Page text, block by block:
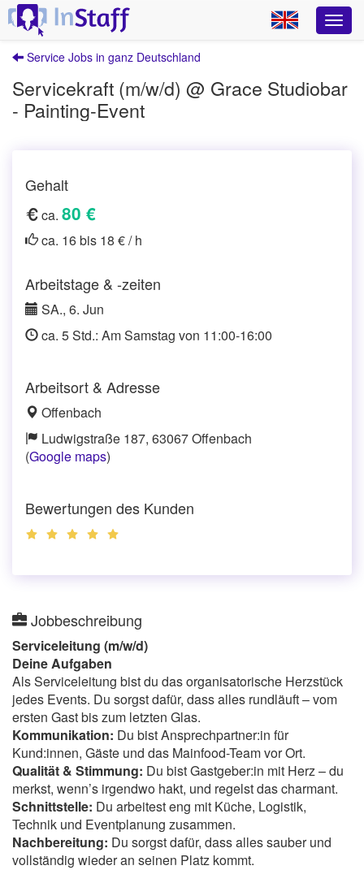
Service Jobs in ganz Deutschland
Servicekraft (m/w/d) @ Grace Studiobar
- Painting-Event
Gehalt
ca. 80 €
ca. 16 bis 18 € / h
Arbeitstage & -zeiten
SA., 6. Jun
ca. 5 Std.: Am Samstag von 11:00-16:00
Arbeitsort & Adresse
Offenbach
Ludwigstraße 187, 63067 Offenbach
(Google maps)
Bewertungen des Kunden
Jobbeschreibung
Serviceleitung (m/w/d)
Deine Aufgaben
Als Serviceleitung bist du das organisatorische Herzstück
jedes Events. Du sorgst dafür, dass alles rundläuft – vom
ersten Gast bis zum letzten Glas.
Kommunikation: Du bist Ansprechpartner:in für
Kund:innen, Gäste und das Mainfood-Team vor Ort.
Qualität & Stimmung: Du bist Gastgeber:in mit Herz – du
merkst, wenn’s irgendwo hakt, und regelst das charmant.
Schnittstelle: Du arbeitest eng mit Küche, Logistik,
Technik und Eventplanung zusammen.
Nachbereitung: Du sorgst dafür, dass alles sauber und
vollständig wieder an seinen Platz kommt.